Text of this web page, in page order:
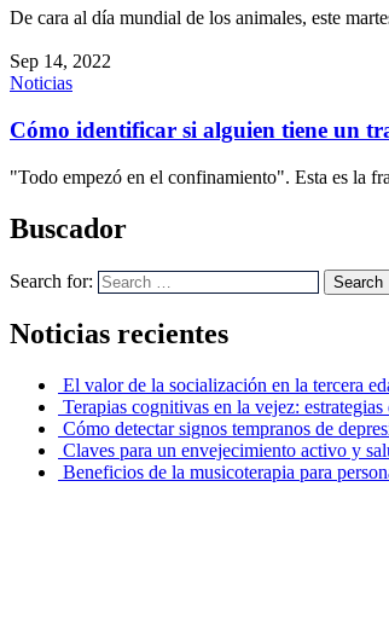
De cara al día mundial de los animales, este
Sep 14, 2022
Noticias
Cómo identificar si alguien tiene un
"Todo empezó en el confinamiento". Esta es la
Buscador
Search for: Search
Noticias recientes
El valor de la socialización en la tercera
Terapias cognitivas en la vejez:
Cómo detectar signos tempranos de
Claves para un envejecimiento activo y
Beneficios de la musicoterapia para